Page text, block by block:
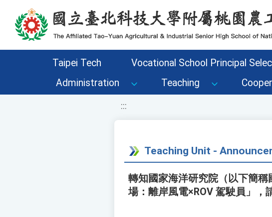
移至網頁之主要內容區位置
Taipei Tech Vocational School Principal
Administration
Teaching
:::
Teaching Unit -
轉知國家海洋研究院（以下簡
場：離岸風電×ROV 駕駛員」，